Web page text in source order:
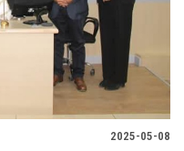
2025-05-08